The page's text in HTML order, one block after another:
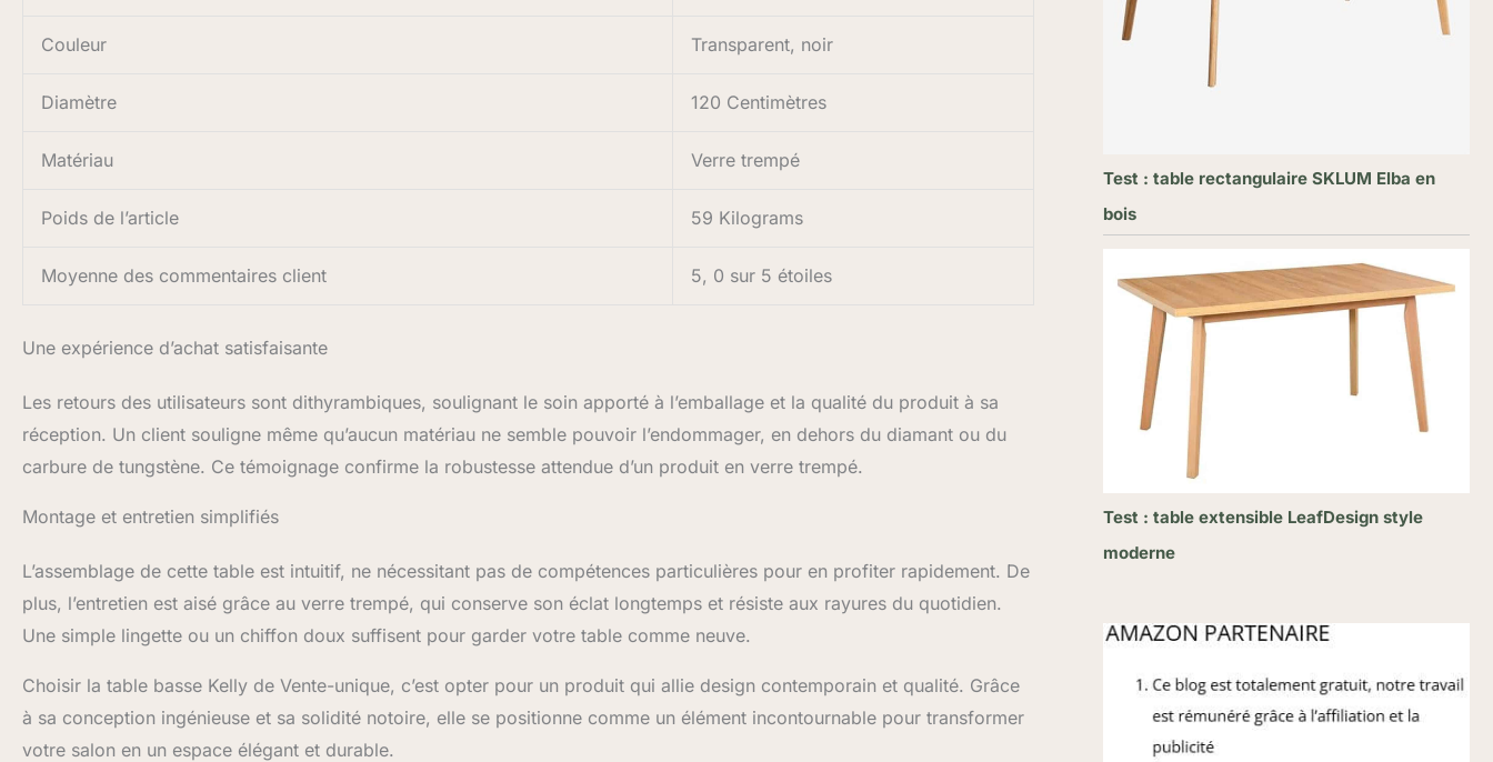
Couleur Transparent, noir
Diamètre 120 Centimètres
Matériau Verre trempé
Poids de l’article 59 Kilograms
Moyenne des commentaires client 5, 0 sur 5 étoiles
Une expérience d’achat satisfaisante
Les retours des utilisateurs sont dithyrambiques, soulignant le soin apporté à l’emballage et la qualité du produit à sa
réception. Un client souligne même qu’aucun matériau ne semble pouvoir l’endommager, en dehors du diamant ou du
carbure de tungstène. Ce témoignage confirme la robustesse attendue d’un produit en verre trempé.
Montage et entretien simplifiés
L’assemblage de cette table est intuitif, ne nécessitant pas de compétences particulières pour en profiter rapidement. De
plus, l’entretien est aisé grâce au verre trempé, qui conserve son éclat longtemps et résiste aux rayures du quotidien.
Une simple lingette ou un chiffon doux suffisent pour garder votre table comme neuve.
Choisir la table basse Kelly de Vente-unique, c’est opter pour un produit qui allie design contemporain et qualité. Grâce
à sa conception ingénieuse et sa solidité notoire, elle se positionne comme un élément incontournable pour transformer
votre salon en un espace élégant et durable.
Test : table rectangulaire SKLUM Elba en
bois
Test : table extensible LeafDesign style
moderne